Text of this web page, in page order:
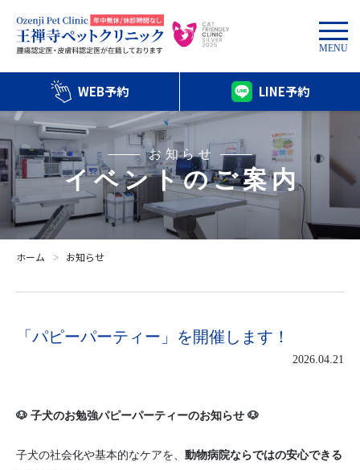
WEB予約 LINE予約
MENU
お知らせ
イベントのご案内
ホーム ᐳ お知らせ
「パピーパーティー」を開催します！
2026.04.21
🐶 子犬のお勉強パピーパーティーのお知らせ 🐶
子犬の社会化や基本的なケアを、 動物病院ならではの安心できる